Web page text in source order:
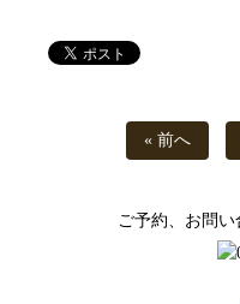
« 前へ
ご予約、お問